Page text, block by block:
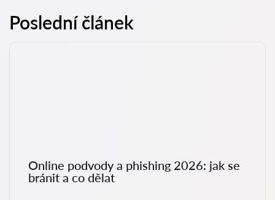
Poslední článek
Online podvody a phishing 2026: jak se
bránit a co dělat